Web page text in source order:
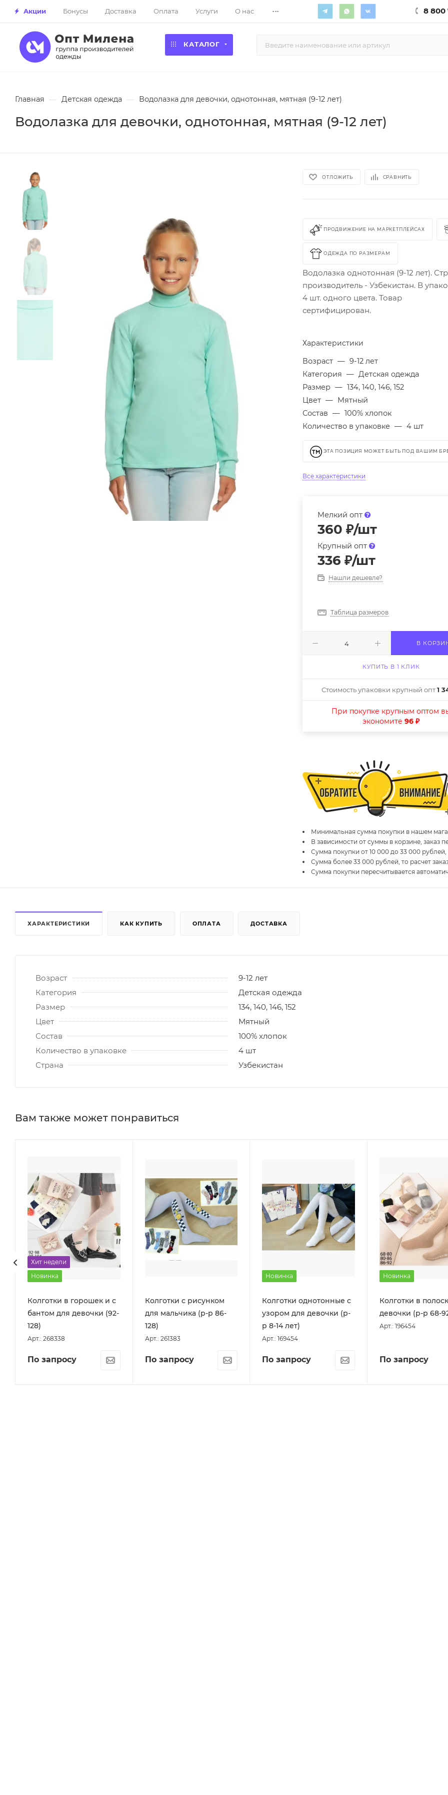
Акции Бонусы Доставка Оплата Услуги О нас ... 8 800
КАТАЛОГ
Главная — Детская одежда — Водолазка для девочки, однотонная, мятная (9-12 лет)
Водолазка для девочки, однотонная, мятная (9-12 лет)
ОТЛОЖИТЬ СРАВНИТЬ
ПРОДВИЖЕНИЕ НА МАРКЕТПЛЕЙСАХ
ОДЕЖДА ПО РАЗМЕРАМ
Водолазка однотонная (9-12 лет).
производитель - Узбекистан. В
4 шт. одного цвета. Товар
сертифицирован.
Характеристики
Возраст — 9-12 лет
Категория — Детская одежда
Размер — 134, 140, 146, 152
Цвет — Мятный
Состав — 100% хлопок
Количество в упаковке — 4 шт
ЭТА ПОЗИЦИЯ МОЖЕТ БЫТЬ ПОД ВАШИМ
Все характеристики
Мелкий опт
360 ₽/шт
Крупный опт
336 ₽/шт
Нашли дешевле?
Таблица размеров
В
КУПИТЬ В 1 КЛИК
Стоимость упаковки крупный опт1
При покупке крупным оптом
экономите96 ₽
Минимальная сумма покупки в нашем
В зависимости от суммы в корзине, заказ
Сумма покупки от 10 000 до 33 000 рублей,
Сумма более 33 000 рублей, то расчет
Сумма покупки пересчитывается
ХАРАКТЕРИСТИКИ КАК КУПИТЬ ОПЛАТА ДОСТАВКА
Возраст
9-12 лет
Категория
Детская одежда
Размер
134, 140, 146, 152
Цвет
Мятный
Состав
100% хлопок
Количество в упаковке
4 шт
Страна
Узбекистан
Вам также может понравиться
Хит недели
Новинка
Колготки в горошек и с
бантом для девочки (92-
128)
Арт.: 268338
По запросу
Колготки с рисунком
для мальчика (р-р 86-
128)
Арт.: 261383
По запросу
Новинка
Колготки однотонные с
узором для девочки (р-
р 8-14 лет)
Арт.: 169454
По запросу
Новинка
Колготки в
девочки (р-р 68-
Арт.: 196454
По запросу